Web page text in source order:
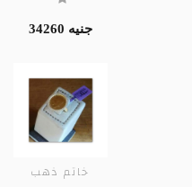
34260 جنيه
خاتم ذهب